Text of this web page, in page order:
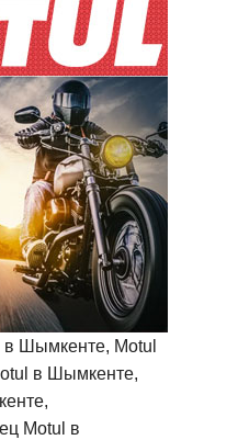
Шымкенте, Motul
в Шымкенте,
Motul в